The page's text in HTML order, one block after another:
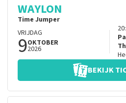
WAYLON
Time Jumper
VRIJDAG
9OKTOBER
2026
BEKIJK